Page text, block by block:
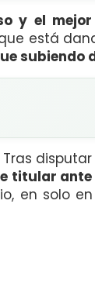
y el
está
subiendo
Tras
titular
en solo